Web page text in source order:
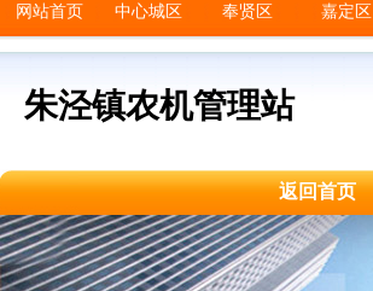
网站首页 中心城区 奉贤区 嘉定区
朱泾镇农机管理站
返回首页